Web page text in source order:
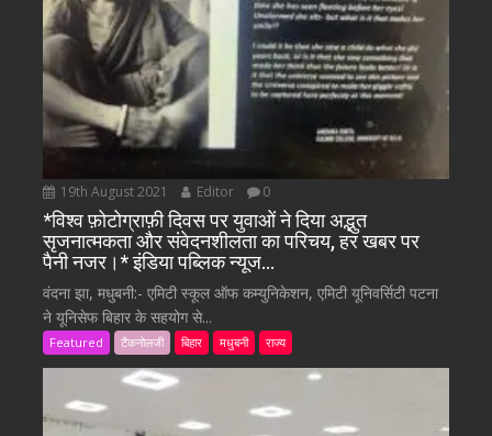
19th August 2021 Editor 0
*विश्व फ़ोटोग्राफ़ी दिवस पर युवाओं ने दिया अद्भुत
सृजनात्मकता और संवेदनशीलता का परिचय, हर खबर पर
पैनी नजर।* इंडिया पब्लिक न्यूज…
वंदना झा, मधुबनी:- एमिटी स्कूल ऑफ कम्युनिकेशन, एमिटी यूनिवर्सिटी पटना
ने यूनिसेफ बिहार के सहयोग से...
Featured टैकनोलजी बिहार मधुबनी राज्य